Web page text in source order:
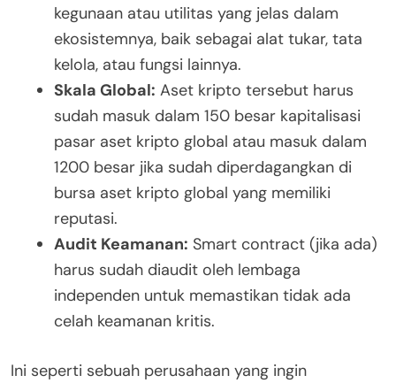
kegunaan atau utilitas yang jelas dalam
ekosistemnya, baik sebagai alat tukar, tata
kelola, atau fungsi lainnya.
Skala Global: Aset kripto tersebut harus
sudah masuk dalam 150 besar kapitalisasi
pasar aset kripto global atau masuk dalam
1200 besar jika sudah diperdagangkan di
bursa aset kripto global yang memiliki
reputasi.
Audit Keamanan: Smart contract (jika ada)
harus sudah diaudit oleh lembaga
independen untuk memastikan tidak ada
celah keamanan kritis.
Ini seperti sebuah perusahaan yang ingin